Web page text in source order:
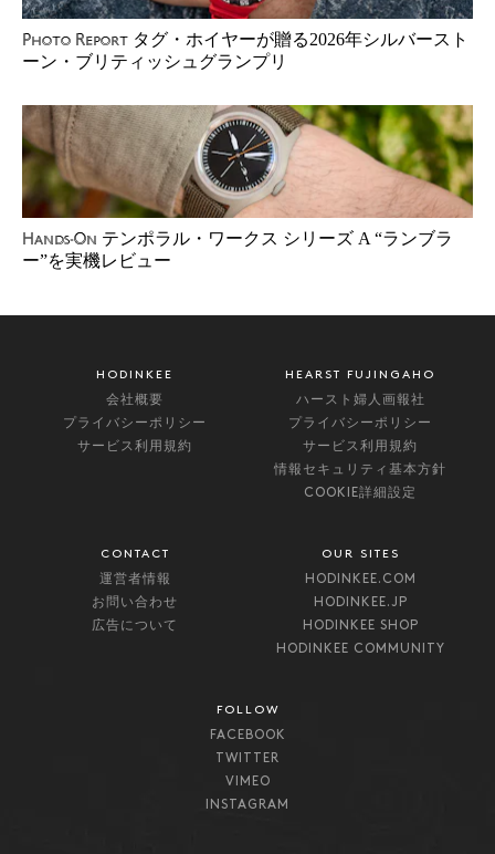
Photo Report タグ・ホイヤーが贈る2026年シルバースト
ーン・ブリティッシュグランプリ
Hands-On テンポラル・ワークス シリーズ A “ランブラ
ー”を実機レビュー
HODINKEE
会社概要
プライバシーポリシー
サービス利用規約
HEARST FUJINGAHO
ハースト婦人画報社
プライバシーポリシー
サービス利用規約
情報セキュリティ基本方針
COOKIE詳細設定
CONTACT
運営者情報
お問い合わせ
広告について
OUR SITES
HODINKEE.COM
HODINKEE.JP
HODINKEE SHOP
HODINKEE COMMUNITY
FOLLOW
FACEBOOK
TWITTER
VIMEO
INSTAGRAM